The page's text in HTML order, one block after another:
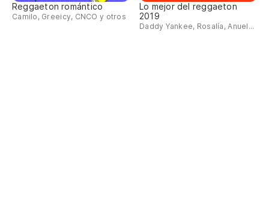
Reggaeton romántico
Camilo, Greeicy, CNCO y otros
Lo mejor del reggaeton
2019
Daddy Yankee, Rosalía, Anuel...